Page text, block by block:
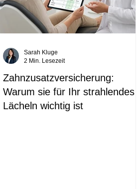
Zahnzusatzversicherung:
Warum sie für Ihr strahlendes
Lächeln wichtig ist
Sarah Kluge
2 Min. Lesezeit